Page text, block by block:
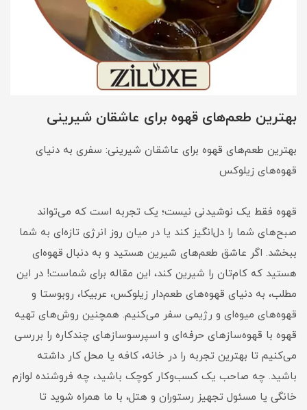
بهترین طعم‌های قهوه برای عاشقان شیرینی
بهترین طعم‌های قهوه برای عاشقان شیرینی: سفری به دنیای
قهوه‌های زیلوکس
قهوه فقط یک نوشیدنی نیست؛ یک تجربه است که می‌تواند
صبح‌های شما را دل‌انگیز کند یا در میان روز انرژی تازه‌ای به شما
ببخشد. اگر عاشق طعم‌های شیرین هستید و به دنبال قهوه‌ای
هستید که کام‌تان را شیرین کند، این مقاله برای شماست! در این
مطلب، به دنیای قهوه‌های طعم‌دار زیلوکس، عربیکا، روبوستا و
قهوه‌های میوه‌ای و رژیمی سفر می‌کنیم. همچنین روش‌های تهیه
قهوه با قهوه‌سازهای حرفه‌ای و اسپرسوسازهای چندکاره را بررسی
می‌کنیم تا بهترین تجربه را در خانه، کافه یا محل کار داشته
باشید. چه صاحب یک کسب‌وکار کوچک باشید، چه فروشنده لوازم
خانگی یا مسئول تجهیز رستوران و هتل، با ما همراه شوید تا